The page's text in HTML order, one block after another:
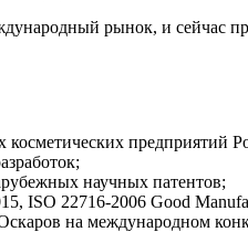
рынок, и сейчас
предприятий
научных патентов;
ISO 22716-2006 Good
на международном